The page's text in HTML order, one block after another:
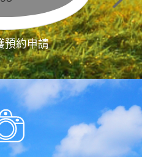
預約申請